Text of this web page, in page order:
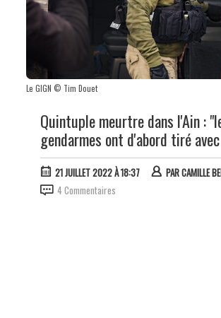
Le GIGN © Tim Douet
Quintuple meurtre dans l'Ain :
gendarmes ont d'abord tiré
21 JUILLET 2022 À 18:37 PARCAMILLE
4 Commentaires